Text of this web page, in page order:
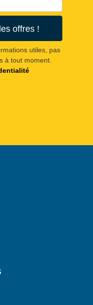
offres !
utiles, pas
à tout moment.